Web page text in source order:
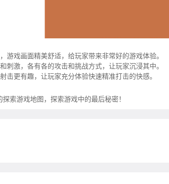
游戏画面精美舒适，给玩家带来非常好的游戏体验。
刺激，各有各的攻击和挑战方式，让玩家沉浸其中。
击更有趣，让玩家充分体验快速精准打击的快感。
索游戏地图，探索游戏中的最后秘密！